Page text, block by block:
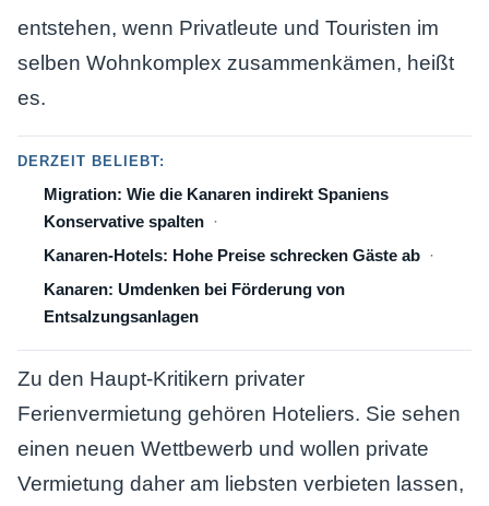
entstehen, wenn Privatleute und Touristen im
selben Wohnkomplex zusammenkämen, heißt
es.
DERZEIT BELIEBT:
Migration: Wie die Kanaren indirekt Spaniens
Konservative spalten
Kanaren-Hotels: Hohe Preise schrecken Gäste ab
Kanaren: Umdenken bei Förderung von
Entsalzungsanlagen
Zu den Haupt-Kritikern privater
Ferienvermietung gehören Hoteliers. Sie sehen
einen neuen Wettbewerb und wollen private
Vermietung daher am liebsten verbieten lassen,